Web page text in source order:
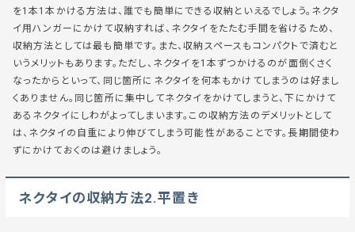
を1本1本かける方法は、誰でも簡単にできる収納といえるでしょう。ネクタ
イ用ハンガーにかけて収納すれば、ネクタイをたたむ手間を省けるため、
収納方法としては最も簡単です。また、収納スペースもコンパクトで済むと
いうメリットもあります。ただし、ネクタイを1本ずつかけるのが面倒くさく
なったからといって、同じ箇所にネクタイを何本もかけてしまうのは好まし
くありません。同じ箇所に集中してネクタイをかけてしまうと、下にかけて
あるネクタイにしわがよってしまいます。この収納方法のデメリットとして
は、ネクタイの自重により伸びてしまう可能性があることです。長期間使わ
ずにかけておくのは避けましょう。
ネクタイの収納方法2.平置き